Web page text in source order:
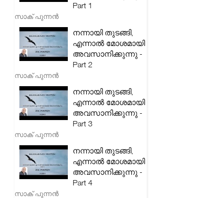
Part 1
സാക് പുന്നൻ
നന്നായി തുടങ്ങി,
എന്നാൽ മോശമായി
അവസാനിക്കുന്നു -
Part 2
സാക് പുന്നൻ
നന്നായി തുടങ്ങി,
എന്നാൽ മോശമായി
അവസാനിക്കുന്നു -
Part 3
സാക് പുന്നൻ
നന്നായി തുടങ്ങി,
എന്നാൽ മോശമായി
അവസാനിക്കുന്നു -
Part 4
സാക് പുന്നൻ